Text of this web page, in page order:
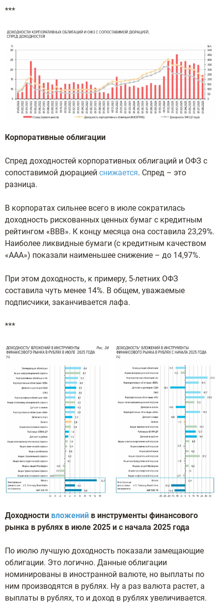
***
Корпоративные облигации
Спред доходностей корпоративных облигаций и ОФЗ с
сопоставимой дюрацией снижается. Спред – это
разница.
В корпоратах сильнее всего в июле сократилась
доходность рискованных ценных бумаг с кредитным
рейтингом «ВВВ». К концу месяца она составила 23,29%.
Наиболее ликвидные бумаги (с кредитным качеством
«ААА») показали наименьшее снижение – до 14,97%.
При этом доходность, к примеру, 5-летних ОФЗ
составила чуть менее 14%. В общем, уважаемые
подписчики, заканчивается лафа.
***
Доходности вложений в инструменты финансового
рынка в рублях в июле 2025 и с начала 2025 года
По июлю лучшую доходность показали замещающие
облигации. Это логично. Данные облигации
номинированы в иностранной валюте, но выплаты по
ним производятся в рублях. Ну а раз валюта растет, а
выплаты в рублях, то и доход в рублях увеличивается.